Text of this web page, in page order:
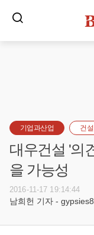
기업과산업 건설
대우건설 '의
을 가능성
2016-11-17 19:14:44
남희헌 기자 -